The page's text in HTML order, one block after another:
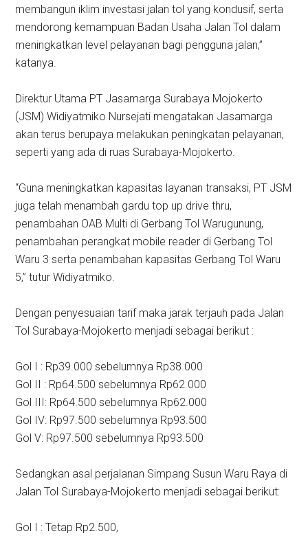
membangun iklim investasi jalan tol yang kondusif, serta
mendorong kemampuan Badan Usaha Jalan Tol dalam
meningkatkan level pelayanan bagi pengguna jalan,”
katanya.
Direktur Utama PT Jasamarga Surabaya Mojokerto
(JSM) Widiyatmiko Nursejati mengatakan Jasamarga
akan terus berupaya melakukan peningkatan pelayanan,
seperti yang ada di ruas Surabaya-Mojokerto.
“Guna meningkatkan kapasitas layanan transaksi, PT JSM
juga telah menambah gardu top up drive thru,
penambahan OAB Multi di Gerbang Tol Warugunung,
penambahan perangkat mobile reader di Gerbang Tol
Waru 3 serta penambahan kapasitas Gerbang Tol Waru
5,” tutur Widiyatmiko.
Dengan penyesuaian tarif maka jarak terjauh pada Jalan
Tol Surabaya-Mojokerto menjadi sebagai berikut :
Gol I : Rp39.000 sebelumnya Rp38.000
Gol II : Rp64.500 sebelumnya Rp62.000
Gol III: Rp64.500 sebelumnya Rp62.000
Gol IV: Rp97.500 sebelumnya Rp93.500
Gol V: Rp97.500 sebelumnya Rp93.500
Sedangkan asal perjalanan Simpang Susun Waru Raya di
Jalan Tol Surabaya-Mojokerto menjadi sebagai berikut:
Gol I : Tetap Rp2.500,